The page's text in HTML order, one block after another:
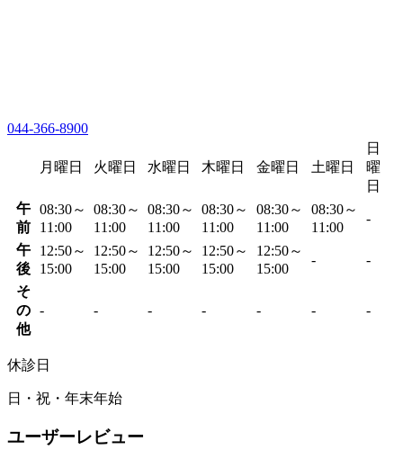
044-366-8900
月曜日 火曜日 水曜日 木曜日 金曜日 土曜日
日
曜
日
午
前
08:30～
11:00
08:30～
11:00
08:30～
11:00
08:30～
11:00
08:30～
11:00
08:30～
11:00
-
午
後
12:50～
15:00
12:50～
15:00
12:50～
15:00
12:50～
15:00
12:50～
15:00
- -
そ
の
他
- - - - - - -
休診日
日・祝・年末年始
ユーザーレビュー